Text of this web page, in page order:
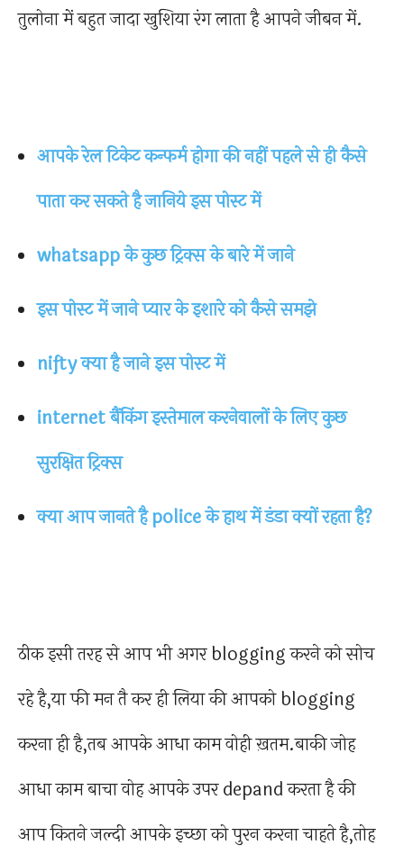
तुलोना में बहुत जादा खुशिया रंग लाता है आपने जीबन में.
आपके रेल टिकेट कन्फर्म होगा की नहीं पहले से ही कैसे
पाता कर सकते है जानिये इस पोस्ट में
whatsapp के कुछ ट्रिक्स के बारे में जाने
इस पोस्ट में जाने प्यार के इशारे को कैसे समझे
nifty क्या है जाने इस पोस्ट में
internet बैंकिंग इस्तेमाल करनेवालों के लिए कुछ
सुरक्षित ट्रिक्स
क्या आप जानते है police के हाथ में डंडा क्यों रहता है?
ठीक इसी तरह से आप भी अगर blogging करने को सोच
रहे है,या फी मन तै कर ही लिया की आपको blogging
करना ही है,तब आपके आधा काम वोही ख़तम.बाकी जोह
आधा काम बाचा वोह आपके उपर depand करता है की
आप कितने जल्दी आपके इच्छा को पुरन करना चाहते है,तोह